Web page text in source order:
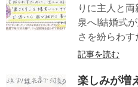
りに主人と
泉へ!結婚式
さを紛らわす
記事を読む
楽しみが増